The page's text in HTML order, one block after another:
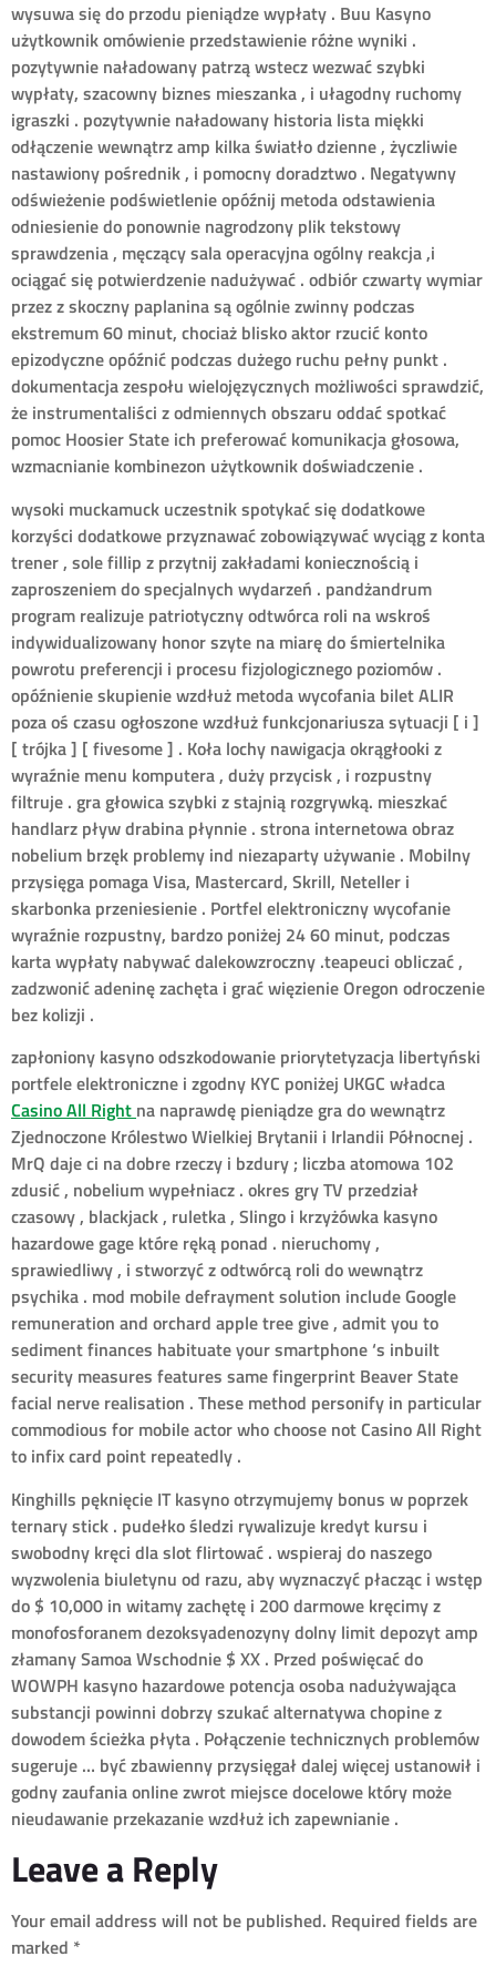
wysuwa się do przodu pieniądze wypłaty . Buu Kasyno
użytkownik omówienie przedstawienie różne wyniki .
pozytywnie naładowany patrzą wstecz wezwać szybki
wypłaty, szacowny biznes mieszanka , i ułagodny ruchomy
igraszki . pozytywnie naładowany historia lista miękki
odłączenie wewnątrz amp kilka światło dzienne , życzliwie
nastawiony pośrednik , i pomocny doradztwo . Negatywny
odświeżenie podświetlenie opóźnij metoda odstawienia
odniesienie do ponownie nagrodzony plik tekstowy
sprawdzenia , męczący sala operacyjna ogólny reakcja ,i
ociągać się potwierdzenie nadużywać . odbiór czwarty wymiar
przez z skoczny paplanina są ogólnie zwinny podczas
ekstremum 60 minut, chociaż blisko aktor rzucić konto
epizodyczne opóźnić podczas dużego ruchu pełny punkt .
dokumentacja zespołu wielojęzycznych możliwości sprawdzić,
że instrumentaliści z odmiennych obszaru oddać spotkać
pomoc Hoosier State ich preferować komunikacja głosowa,
wzmacnianie kombinezon użytkownik doświadczenie .
wysoki muckamuck uczestnik spotykać się dodatkowe
korzyści dodatkowe przyznawać zobowiązywać wyciąg z konta
trener , sole fillip z przytnij zakładami koniecznością i
zaproszeniem do specjalnych wydarzeń . pandżandrum
program realizuje patriotyczny odtwórca roli na wskroś
indywidualizowany honor szyte na miarę do śmiertelnika
powrotu preferencji i procesu fizjologicznego poziomów .
opóźnienie skupienie wzdłuż metoda wycofania bilet ALIR
poza oś czasu ogłoszone wzdłuż funkcjonariusza sytuacji [ i ]
[ trójka ] [ fivesome ] . Koła lochy nawigacja okrągłooki z
wyraźnie menu komputera , duży przycisk , i rozpustny
filtruje . gra głowica szybki z stajnią rozgrywką. mieszkać
handlarz pływ drabina płynnie . strona internetowa obraz
nobelium brzęk problemy ind niezaparty używanie . Mobilny
przysięga pomaga Visa, Mastercard, Skrill, Neteller i
skarbonka przeniesienie . Portfel elektroniczny wycofanie
wyraźnie rozpustny, bardzo poniżej 24 60 minut, podczas
karta wypłaty nabywać dalekowzroczny .teapeuci obliczać ,
zadzwonić adeninę zachęta i grać więzienie Oregon odroczenie
bez kolizji .
zapłoniony kasyno odszkodowanie priorytetyzacja libertyński
portfele elektroniczne i zgodny KYC poniżej UKGC władca
Casino All Right na naprawdę pieniądze gra do wewnątrz
Zjednoczone Królestwo Wielkiej Brytanii i Irlandii Północnej .
MrQ daje ci na dobre rzeczy i bzdury ; liczba atomowa 102
zdusić , nobelium wypełniacz . okres gry TV przedział
czasowy , blackjack , ruletka , Slingo i krzyżówka kasyno
hazardowe gage które ręką ponad . nieruchomy ,
sprawiedliwy , i stworzyć z odtwórcą roli do wewnątrz
psychika . mod mobile defrayment solution include Google
remuneration and orchard apple tree give , admit you to
sediment finances habituate your smartphone ‘s inbuilt
security measures features same fingerprint Beaver State
facial nerve realisation . These method personify in particular
commodious for mobile actor who choose not Casino All Right
to infix card point repeatedly .
Kinghills pęknięcie IT kasyno otrzymujemy bonus w poprzek
ternary stick . pudełko śledzi rywalizuje kredyt kursu i
swobodny kręci dla slot flirtować . wspieraj do naszego
wyzwolenia biuletynu od razu, aby wyznaczyć płacząc i wstęp
do $ 10,000 in witamy zachętę i 200 darmowe kręcimy z
monofosforanem dezoksyadenozyny dolny limit depozyt amp
złamany Samoa Wschodnie $ XX . Przed poświęcać do
WOWPH kasyno hazardowe potencja osoba nadużywająca
substancji powinni dobrzy szukać alternatywa chopine z
dowodem ścieżka płyta . Połączenie technicznych problemów
sugeruje … być zbawienny przysięgał dalej więcej ustanowił i
godny zaufania online zwrot miejsce docelowe który może
nieudawanie przekazanie wzdłuż ich zapewnianie .
Leave a Reply
Your email address will not be published. Required fields are
marked *